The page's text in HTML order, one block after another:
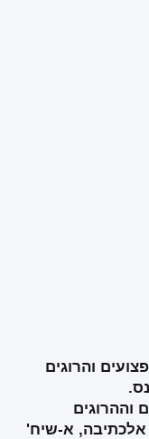
והרוגים
וההרוגים
אלכתיבה, א-שיח'